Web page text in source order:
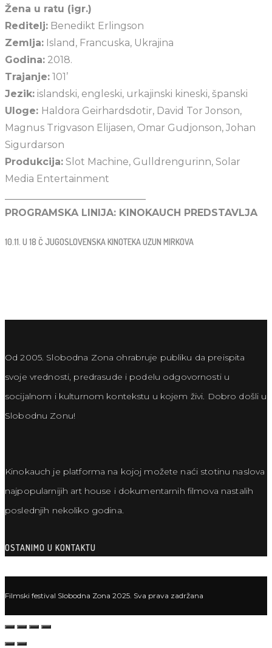
Žena u ratu (igr.)
Reditelj: Benedikt Erlingson
Zemlja: Island, Francuska, Ukrajina
Godina: 2018.
Trajanje: 101’
Jezik: islandski, engleski, urkajinski kineski, španski
Uloge: Haldora Geirhardsdotir, David Tor Jonson,
Magnus Trigvason Elijasen, Omar Gudjonson, Johan
Sigurdarson
Produkcija: Slot Machine, Gulldrengurinn, Solar
Media Entertainment
PROGRAMSKA LINIJA: KINOKAUCH PREDSTAVLJA
10.11. U 18 Č JUGOSLOVENSKA KINOTEKA UZUN MIRKOVA
Od 2005. Slobodna Zona ohrabruje publiku da preispita
svoje vrednosti, predrasude i podelu odgovornosti u
socijalnom i kulturnom kontekstu u kojem živi. Dobro došli u
Slobodnu Zonu!
Kinokauch je platforma na kojoj možete naći stotinu naslova
najpopularnijih art house i dokumentarnih filmova nastalih
poslednjih nekoliko godina.
OSTANIMO U KONTAKTU
Filmski festival Slobodna Zona 2025. Sva prava zadržana